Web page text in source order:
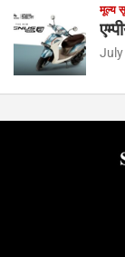
मूल्य
July